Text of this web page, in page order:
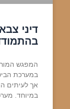
דיני
המפגש
במערכת
אך לעיתים
במיוחד.